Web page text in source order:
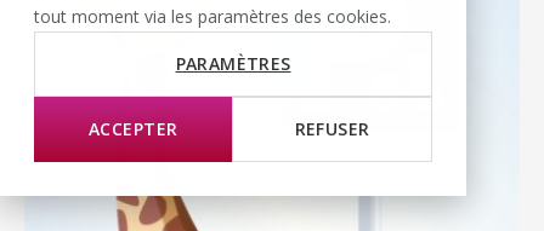
tout moment via les paramètres des cookies.
PARAMÈTRES
ACCEPTER REFUSER